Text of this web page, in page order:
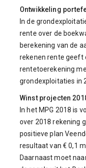
Ontwikkeling
In de
rente over de
berekening van de
rekenen rente geeft
rentetoerekening
grondexploitaties in
Winst projecten
In het MPG 2018 is
over 2018 rekening
positieve plan
resultaat van € 0,1
Daarnaast moet